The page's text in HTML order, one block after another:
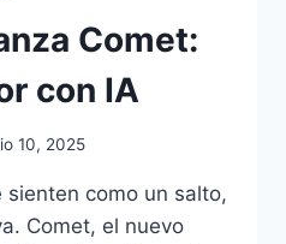
Comet:
con IA
10, 2025
sienten como un salto,
Comet, el nuevo